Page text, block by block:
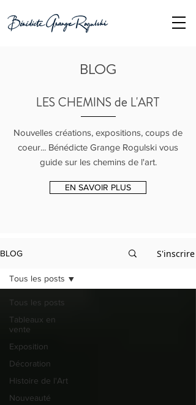
BLOG
LES CHEMINS de L'ART
Nouvelles créations, expositions, coups de
coeur... Bénédicte Grange Rogulski vous
guide sur les chemins de l'art.
EN SAVOIR PLUS
BLOG S'inscrire
Tous les posts
Tableaux en
vente
Exposition
Décoration
Histoire de l'Art
Nouveauté
Tous les posts